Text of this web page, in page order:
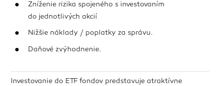
Zníženie rizika spojeného s investovaním
do jednotlivých akcií
Nižšie náklady / poplatky za správu.
Daňové zvýhodnenie.
Investovanie do ETF fondov predstavuje atraktívne